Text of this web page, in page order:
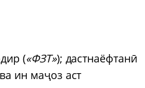
(«ФЗТ»); дастнаёфтанӣ
ин маҷоз аст